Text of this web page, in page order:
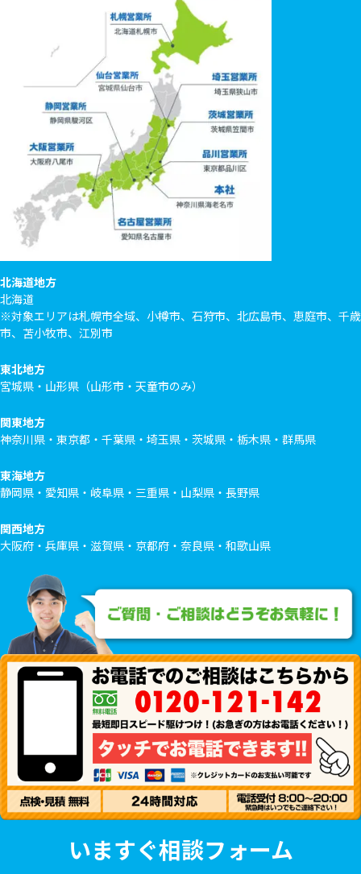
北海道地方
北海道
※対象エリアは札幌市全域、小樽市、石狩市、北広島市、恵庭市、千歳
市、苫小牧市、江別市
東北地方
宮城県・山形県（山形市・天童市のみ）
関東地方
神奈川県・東京都・千葉県・埼玉県・茨城県・栃木県・群馬県
東海地方
静岡県・愛知県・岐阜県・三重県・山梨県・長野県
関西地方
大阪府・兵庫県・滋賀県・京都府・奈良県・和歌山県
いますぐ相談フォーム